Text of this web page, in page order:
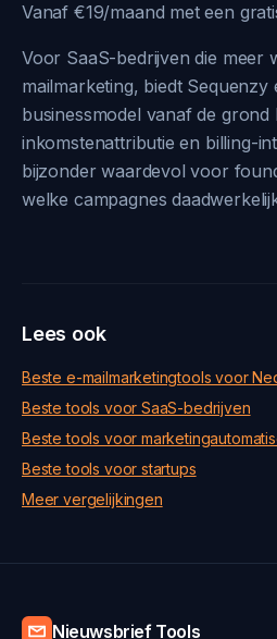
Vanaf €19/maand met een
Voor SaaS-bedrijven die meer
mailmarketing, biedt
businessmodel vanaf de
inkomstenattributie en billing-
bijzonder waardevol voor
welke campagnes
Lees ook
Beste e-mailmarketingtools voor
Beste tools voor SaaS-bedrijven
Beste tools voor
Beste tools voor startups
Meer vergelijkingen
Nieuwsbrief Tools